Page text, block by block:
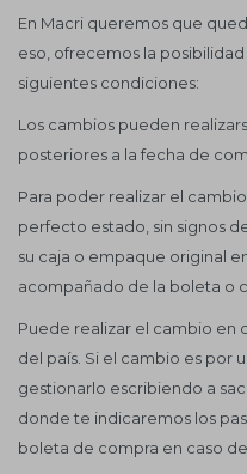
En Macri queremos que
eso, ofrecemos la
siguientes condiciones:
Los cambios pueden
posteriores a la fecha de
Para poder realizar el
perfecto estado, sin signos
su caja o empaque original
acompañado de la boleta o
Puede realizar el cambio en
del país. Si el cambio es por
gestionarlo escribiendo a
donde te indicaremos los
boleta de compra en caso